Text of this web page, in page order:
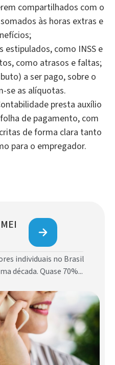
compartilhados com o
às horas extras e
estipulados, como INSS e
como atrasos e faltas;
a ser pago, sobre o
se as alíquotas.
presta auxílio
de pagamento, com
de forma clara tanto
para o empregador.
individuais no Brasil
década. Quase 70%...